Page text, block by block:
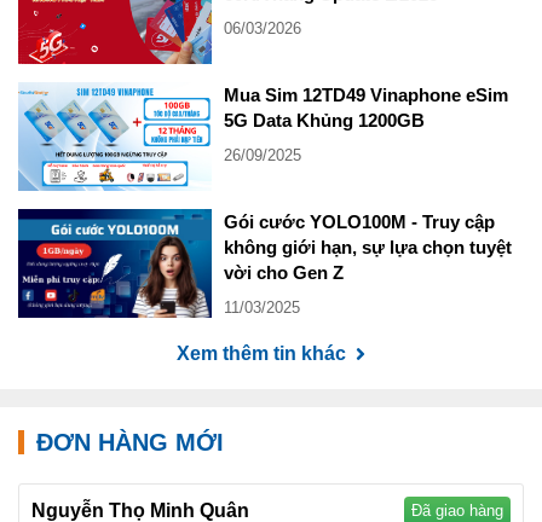
06/03/2026
Mua Sim 12TD49 Vinaphone eSim
5G Data Khủng 1200GB
26/09/2025
Gói cước YOLO100M - Truy cập
không giới hạn, sự lựa chọn tuyệt
vời cho Gen Z
11/03/2025
Xem thêm tin khác
ĐƠN HÀNG MỚI
Nguyễn Thọ Minh Quân Đã giao hàng